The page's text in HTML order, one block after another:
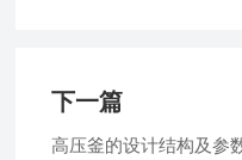
下一篇
高压釜的设计结构及参